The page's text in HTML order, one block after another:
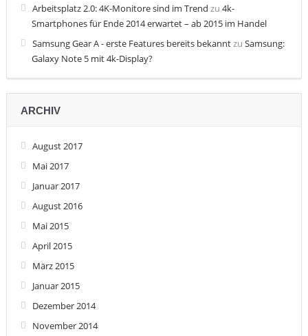
Arbeitsplatz 2.0: 4K-Monitore sind im Trend zu 4k-
Smartphones für Ende 2014 erwartet – ab 2015 im Handel
Samsung Gear A - erste Features bereits bekanntzu Samsung:
Galaxy Note 5 mit 4k-Display?
ARCHIV
August 2017
Mai 2017
Januar 2017
August 2016
Mai 2015
April 2015
März 2015
Januar 2015
Dezember 2014
November 2014